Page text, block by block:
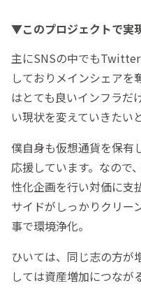
▼このプロジェクトで実
主にSNSの中でも
しておりメインシェアを
はとても良いインフラだ
い現状を変えていきたい
僕自身も仮想通貨を保有
応援しています。なので
性化企画を行い対価に支
サイドがしっかりクリー
事で環境浄化。
ひいては、同じ志の方が
しては資産増加につなが